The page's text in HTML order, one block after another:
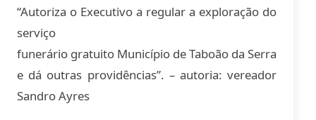
“Autoriza o Executivo a regular a exploração do
serviço
funerário gratuito Município de Taboão da Serra
e dá outras providências”. – autoria: vereador
Sandro Ayres